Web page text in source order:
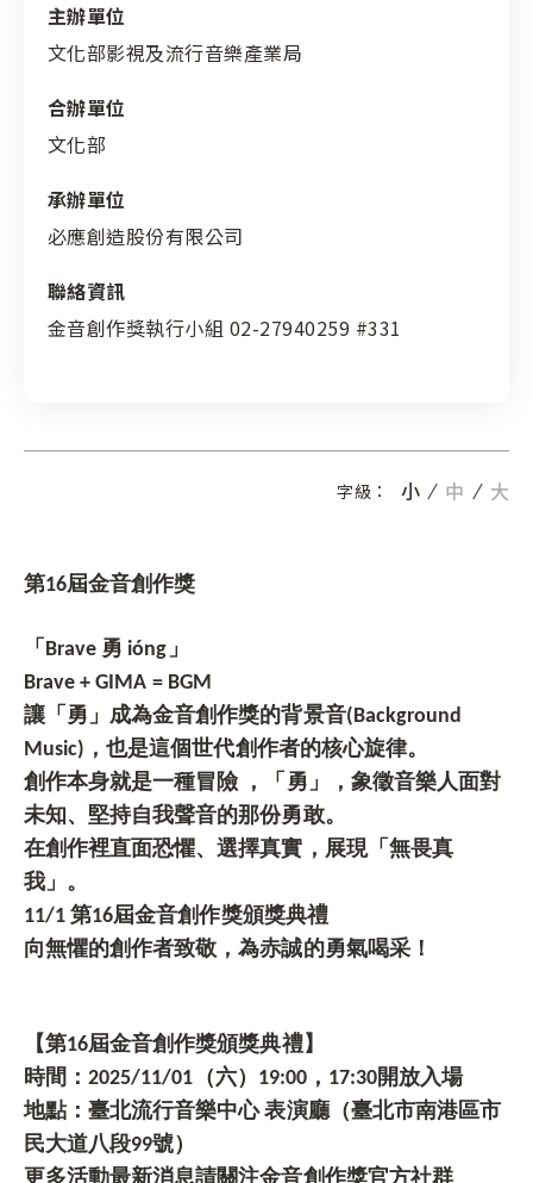
主辦單位
文化部影視及流行音樂產業局
合辦單位
文化部
承辦單位
必應創造股份有限公司
聯絡資訊
金音創作獎執行小組 02-27940259 #331
字級： 小 中 大
第16屆金音創作獎
「Brave 勇 ióng」
Brave + GIMA = BGM
讓「勇」成為金音創作獎的背景音(Background
Music)，也是這個世代創作者的核心旋律。
創作本身就是一種冒險 ，「勇」，象徵音樂人面對
未知、堅持自我聲音的那份勇敢。
在創作裡直面恐懼、選擇真實，展現「無畏真
我」。
11/1第16屆金音創作獎頒獎典禮
向無懼的創作者致敬，為赤誠的勇氣喝采！
【第16屆金音創作獎頒獎典禮】
時間：2025/11/01（六）19:00，17:30開放入場
地點：臺北流行音樂中心 表演廳（臺北市南港區市
民大道八段99號）